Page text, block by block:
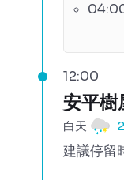
12:00
安平樹
白天
建議停留